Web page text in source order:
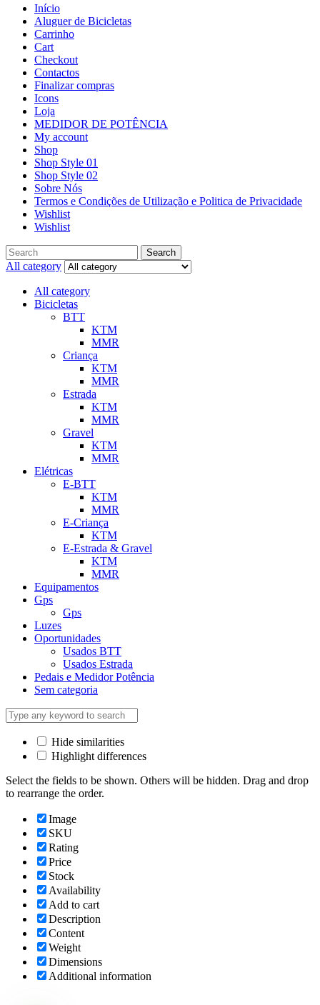
Início
Aluguer de Bicicletas
Carrinho
Cart
Checkout
Contactos
Finalizar compras
Icons
Loja
MEDIDOR DE POTÊNCIA
My account
Shop
Shop Style 01
Shop Style 02
Sobre Nós
Termos e Condições de Utilização e Politica de Privacidade
Wishlist
Wishlist
Search
All category
All category
Bicicletas
BTT
KTM
MMR
Criança
KTM
MMR
Estrada
KTM
MMR
Gravel
KTM
MMR
Elétricas
E-BTT
KTM
MMR
E-Criança
KTM
E-Estrada & Gravel
KTM
MMR
Equipamentos
Gps
Gps
Luzes
Oportunidades
Usados BTT
Usados Estrada
Pedais e Medidor Potência
Sem categoria
Hide similarities
Highlight differences
Select the fields to be shown. Others will be hidden. Drag and drop
to rearrange the order.
Image
SKU
Rating
Price
Stock
Availability
Add to cart
Description
Content
Weight
Dimensions
Additional information